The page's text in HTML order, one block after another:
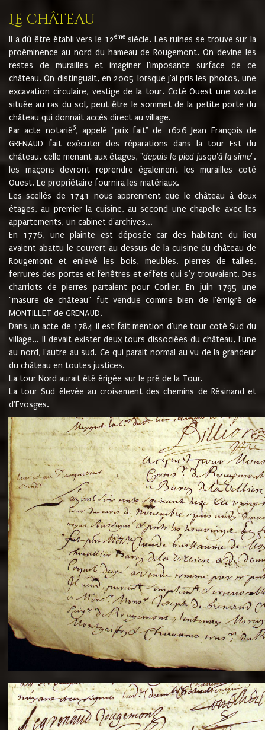
Le château
Il a dû être établi vers le 12èmesiècle. Les ruines se trouve sur la
proéminence au nord du hameau de Rougemont. On devine les
restes de murailles et imaginer l'imposante surface de ce
château. On distinguait, en 2005 lorsque j'ai pris les photos, une
excavation circulaire, vestige de la tour. Coté Ouest une voute
située au ras du sol, peut être le sommet de la petite porte du
château qui donnait accès direct au village.
Par acte notarié6, appelé "prix fait" de 1626 Jean François de
GRENAUD fait exécuter des réparations dans la tour Est du
château, celle menant aux étages, "depuis le pied jusqu'à la sime".
les maçons devront reprendre également les murailles coté
Ouest. Le propriétaire fournira les matériaux.
Les scellés de 1741 nous apprennent que le château à deux
étages, au premier la cuisine, au second une chapelle avec les
appartements, un cabinet d'archives...
En 1776, une plainte est déposée car des habitant du lieu
avaient abattu le couvert au dessus de la cuisine du château de
Rougemont et enlevé les bois, meubles, pierres de tailles,
ferrures des portes et fenêtres et effets qui s’y trouvaient. Des
charriots de pierres partaient pour Corlier. En juin 1795 une
"masure de château" fut vendue comme bien de l'émigré de
MONTILLET de GRENAUD.
Dans un acte de 1784 il est fait mention d'une tour coté Sud du
village... Il devait exister deux tours dissociées du château, l'une
au nord, l'autre au sud. Ce qui parait normal au vu de la grandeur
du château en toutes justices.
La tour Nord aurait été érigée sur le pré de la Tour.
La tour Sud élevée au croisement des chemins de Résinand et
d'Evosges.